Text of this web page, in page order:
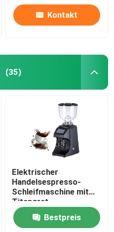
Kontakt
(35)
Elektrischer
Handelsespresso-
Schleifmaschine mit
Titangrat
Bestpreis